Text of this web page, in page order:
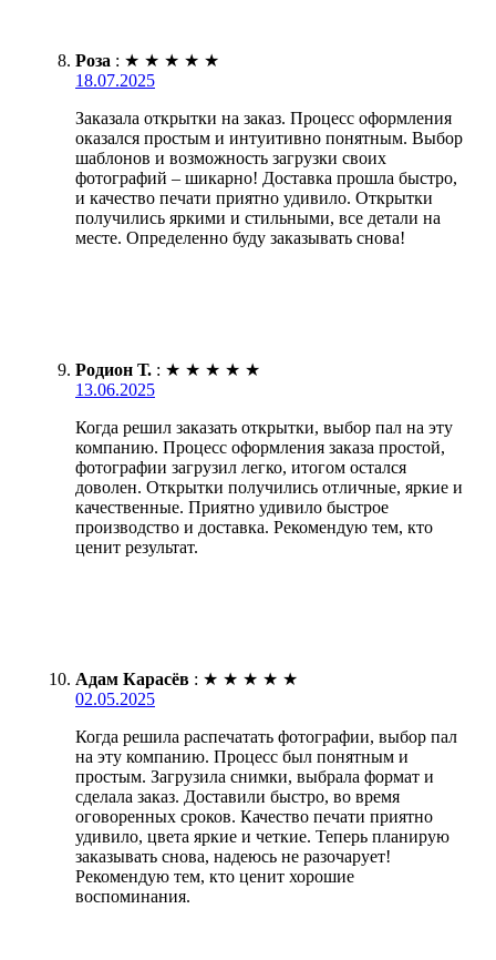
Роза : ★ ★ ★ ★ ★
18.07.2025
Заказала открытки на заказ. Процесс оформления
оказался простым и интуитивно понятным. Выбор
шаблонов и возможность загрузки своих
фотографий – шикарно! Доставка прошла быстро,
и качество печати приятно удивило. Открытки
получились яркими и стильными, все детали на
месте. Определенно буду заказывать снова!
Родион Т. : ★ ★ ★ ★ ★
13.06.2025
Когда решил заказать открытки, выбор пал на эту
компанию. Процесс оформления заказа простой,
фотографии загрузил легко, итогом остался
доволен. Открытки получились отличные, яркие и
качественные. Приятно удивило быстрое
производство и доставка. Рекомендую тем, кто
ценит результат.
Адам Карасёв : ★ ★ ★ ★ ★
02.05.2025
Когда решила распечатать фотографии, выбор пал
на эту компанию. Процесс был понятным и
простым. Загрузила снимки, выбрала формат и
сделала заказ. Доставили быстро, во время
оговоренных сроков. Качество печати приятно
удивило, цвета яркие и четкие. Теперь планирую
заказывать снова, надеюсь не разочарует!
Рекомендую тем, кто ценит хорошие
воспоминания.